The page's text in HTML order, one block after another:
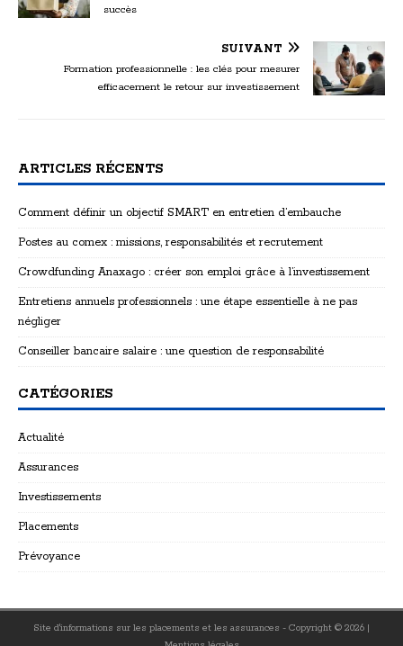
succès
SUIVANT
Formation professionnelle : les clés pour mesurer
efficacement le retour sur investissement
ARTICLES RÉCENTS
Comment définir un objectif SMART en entretien d’embauche
Postes au comex : missions, responsabilités et recrutement
Crowdfunding Anaxago : créer son emploi grâce à l’investissement
Entretiens annuels professionnels : une étape essentielle à ne pas
négliger
Conseiller bancaire salaire : une question de responsabilité
CATÉGORIES
Actualité
Assurances
Investissements
Placements
Prévoyance
Site d'informations sur les placements et les assurances - Copyright © 2026 |